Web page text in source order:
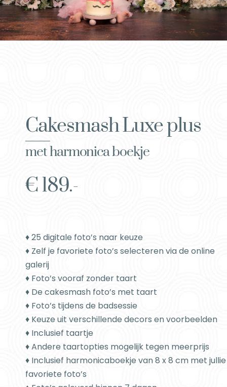
Cakesmash Luxe plus
met harmonica boekje
€ 189.-
♦ 25 digitale foto’s naar keuze
♦ Zelf je favoriete foto’s selecteren via de online
galerij
♦ Foto’s vooraf zonder taart
♦ De cakesmash foto’s met taart
♦ Foto’s tijdens de badsessie
♦ Keuze uit verschillende decors en voorbeelden
♦ Inclusief taartje
♦ Andere taartopties mogelijk tegen meerprijs
♦ Inclusief harmonicaboekje van 8 x 8 cm met jullie
favoriete foto’s